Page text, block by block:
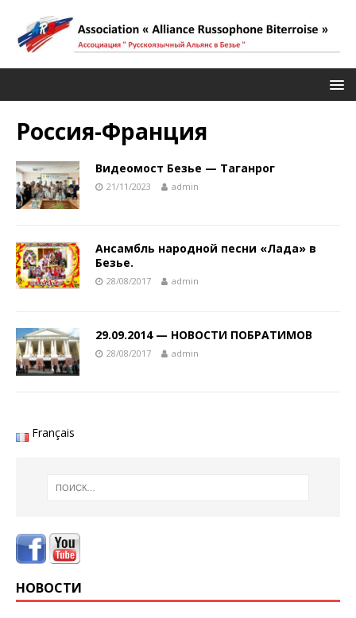
Россия-Франция
Видеомост Безье — Таганрог
21/11/2023 admin
Ансамбль народной песни «Лада» в
Безье.
28/08/2017 admin
29.09.2014 — НОВОСТИ ПОБРАТИМОВ
28/08/2017 admin
Français
НОВОСТИ